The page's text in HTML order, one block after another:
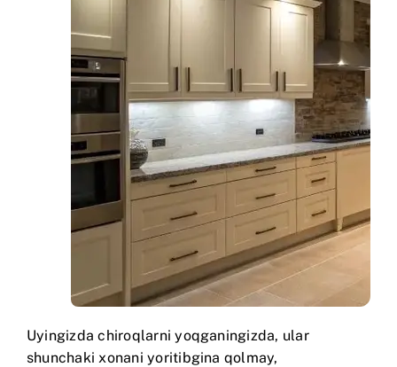
Uyingizda chiroqlarni yoqganingizda, ular
shunchaki xonani yoritibgina qolmay,